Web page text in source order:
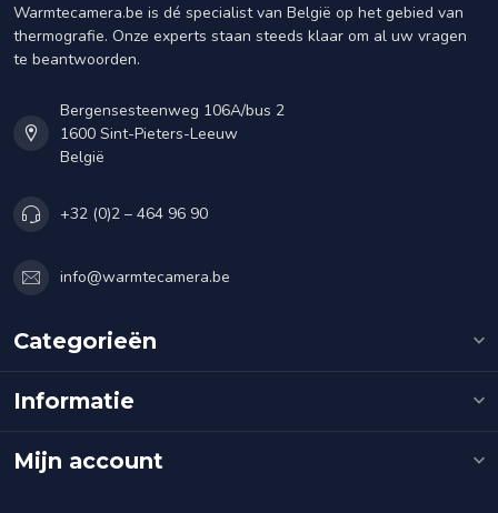
Warmtecamera.be is dé specialist van België op het gebied van
thermografie. Onze experts staan steeds klaar om al uw vragen
te beantwoorden.
Bergensesteenweg 106A/bus 2
1600 Sint-Pieters-Leeuw
België
+32 (0)2 – 464 96 90
info@warmtecamera.be
Categorieën
Informatie
Mijn account